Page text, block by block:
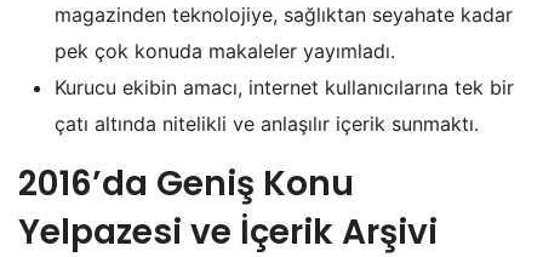
magazinden teknolojiye, sağlıktan seyahate kadar
pek çok konuda makaleler yayımladı.
Kurucu ekibin amacı, internet kullanıcılarına tek bir
çatı altında nitelikli ve anlaşılır içerik sunmaktı.
2016’da Geniş Konu
Yelpazesi ve İçerik Arşivi